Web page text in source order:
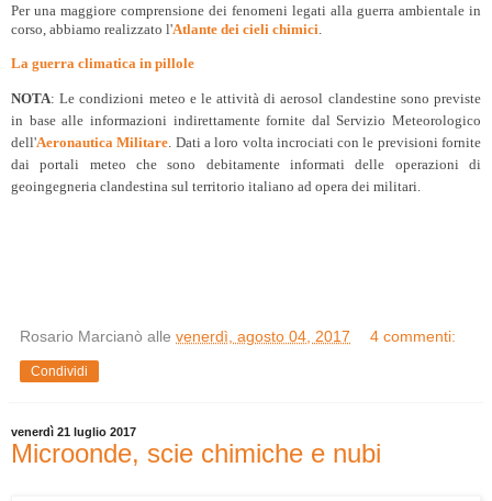
Per una maggiore comprensione dei fenomeni legati alla guerra ambientale in
corso, abbiamo realizzato l'Atlante dei cieli chimici.
La guerra climatica in pillole
NOTA: Le condizioni meteo e le attività di aerosol clandestine sono previste
in base alle informazioni indirettamente fornite dal Servizio Meteorologico
dell'Aeronautica Militare. Dati a loro volta incrociati con le previsioni fornite
dai portali meteo che sono debitamente informati delle operazioni di
geoingegneria clandestina sul territorio italiano ad opera dei militari.
Rosario Marcianò alle venerdì, agosto 04, 2017 4 commenti:
Condividi
venerdì 21 luglio 2017
Microonde, scie chimiche e nubi